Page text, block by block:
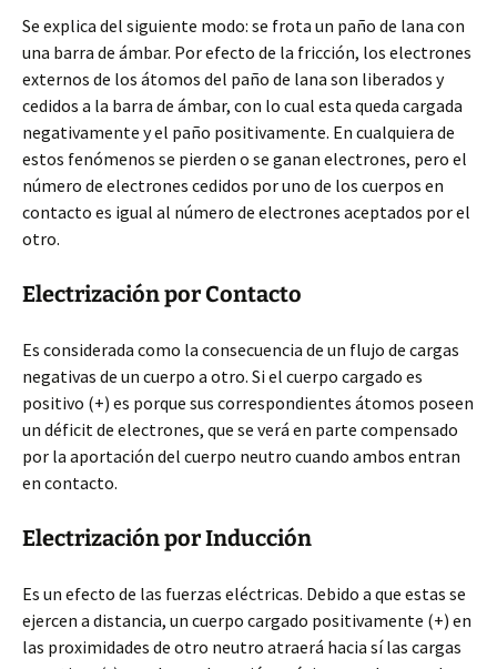
Se explica del siguiente modo: se frota un paño de lana con
una barra de ámbar. Por efecto de la fricción, los electrones
externos de los átomos del paño de lana son liberados y
cedidos a la barra de ámbar, con lo cual esta queda cargada
negativamente y el paño positivamente. En cualquiera de
estos fenómenos se pierden o se ganan electrones, pero el
número de electrones cedidos por uno de los cuerpos en
contacto es igual al número de electrones aceptados por el
otro.
Electrización por Contacto
Es considerada como la consecuencia de un flujo de cargas
negativas de un cuerpo a otro. Si el cuerpo cargado es
positivo (+) es porque sus correspondientes átomos poseen
un déficit de electrones, que se verá en parte compensado
por la aportación del cuerpo neutro cuando ambos entran
en contacto.
Electrización por Inducción
Es un efecto de las fuerzas eléctricas. Debido a que estas se
ejercen a distancia, un cuerpo cargado positivamente (+) en
las proximidades de otro neutro atraerá hacia sí las cargas